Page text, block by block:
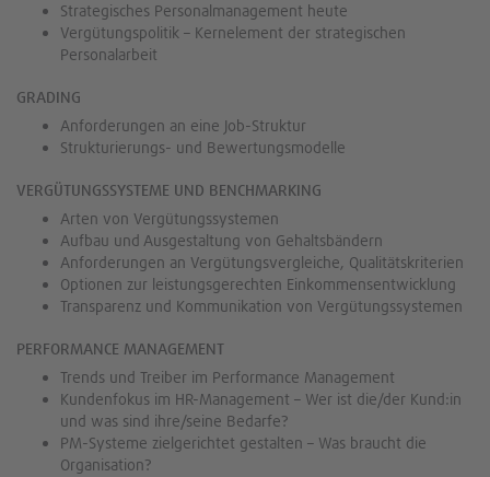
Strategisches Personalmanagement heute
Vergütungspolitik – Kernelement der strategischen
Personalarbeit
GRADING
Anforderungen an eine Job-Struktur
Strukturierungs- und Bewertungsmodelle
VERGÜTUNGSSYSTEME UND BENCHMARKING
Arten von Vergütungssystemen
Aufbau und Ausgestaltung von Gehaltsbändern
Anforderungen an Vergütungsvergleiche, Qualitätskriterien
Optionen zur leistungsgerechten Einkommensentwicklung
Transparenz und Kommunikation von Vergütungssystemen
PERFORMANCE MANAGEMENT
Trends und Treiber im Performance Management
Kundenfokus im HR-Management – Wer ist die/der Kund:in
und was sind ihre/seine Bedarfe?
PM-Systeme zielgerichtet gestalten – Was braucht die
Organisation?